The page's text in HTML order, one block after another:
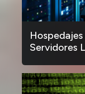
Servidores